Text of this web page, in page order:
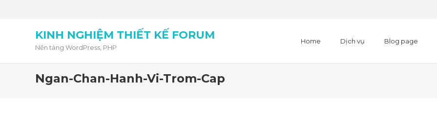
KINH NGHIỆM THIẾT KẾ FORUM
Nền tảng WordPress, PHP
Home Dịch vụ Blog page
Ngan-Chan-Hanh-Vi-Trom-Cap